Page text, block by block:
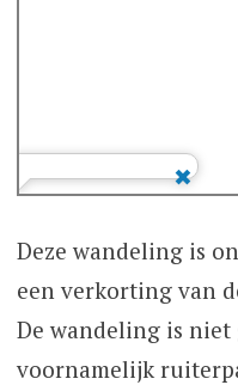
Deze wandeling is
een verkorting van
De wandeling is
voornamelijk